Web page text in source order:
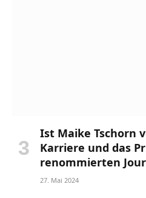
Ist Maike Tschorn
Karriere und das
renommierten
27. Mai 2024